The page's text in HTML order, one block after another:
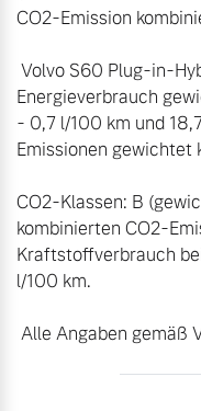
CO2-Emission
Energieverbrauch
- 0,7 l/100 km und
Emissionen gewichtet
CO2-Klassen: B
kombinierten CO2-
Kraftstoffverbrauch
l/100 km.
Alle Angaben gemäß